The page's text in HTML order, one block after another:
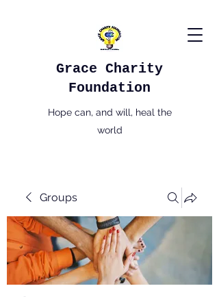
Grace Charity
Foundation
Hope can, and will, heal the
world
Groups